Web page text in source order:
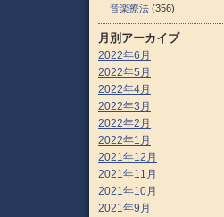
音楽療法 (356)
月別アーカイブ
2022年6月
2022年5月
2022年4月
2022年3月
2022年2月
2022年1月
2021年12月
2021年11月
2021年10月
2021年9月